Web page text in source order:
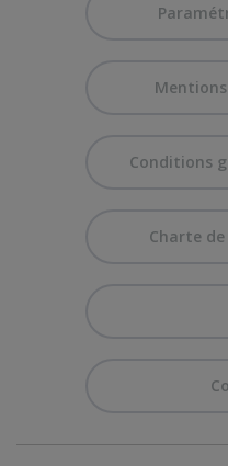
Mentions
Conditions
Charte